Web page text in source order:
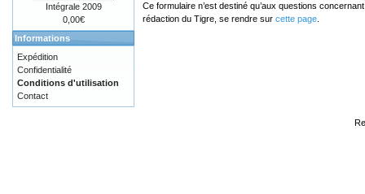
Ce formulaire n’est destiné qu’aux questions
rédaction du Tigre, se rendre sur cette page
Intégrale 2009
0,00€
Informations
Expédition
Confidentialité
Conditions d'utilisation
Contact